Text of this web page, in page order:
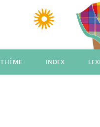
THÈME INDEX